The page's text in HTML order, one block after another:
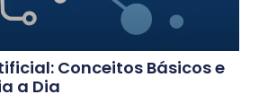
Conceitos Básicos e
a Dia